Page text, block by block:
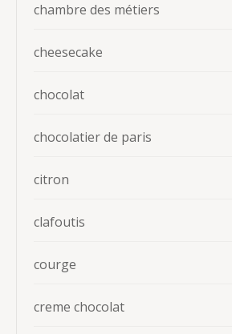
chambre des métiers
cheesecake
chocolat
chocolatier de paris
citron
clafoutis
courge
creme chocolat